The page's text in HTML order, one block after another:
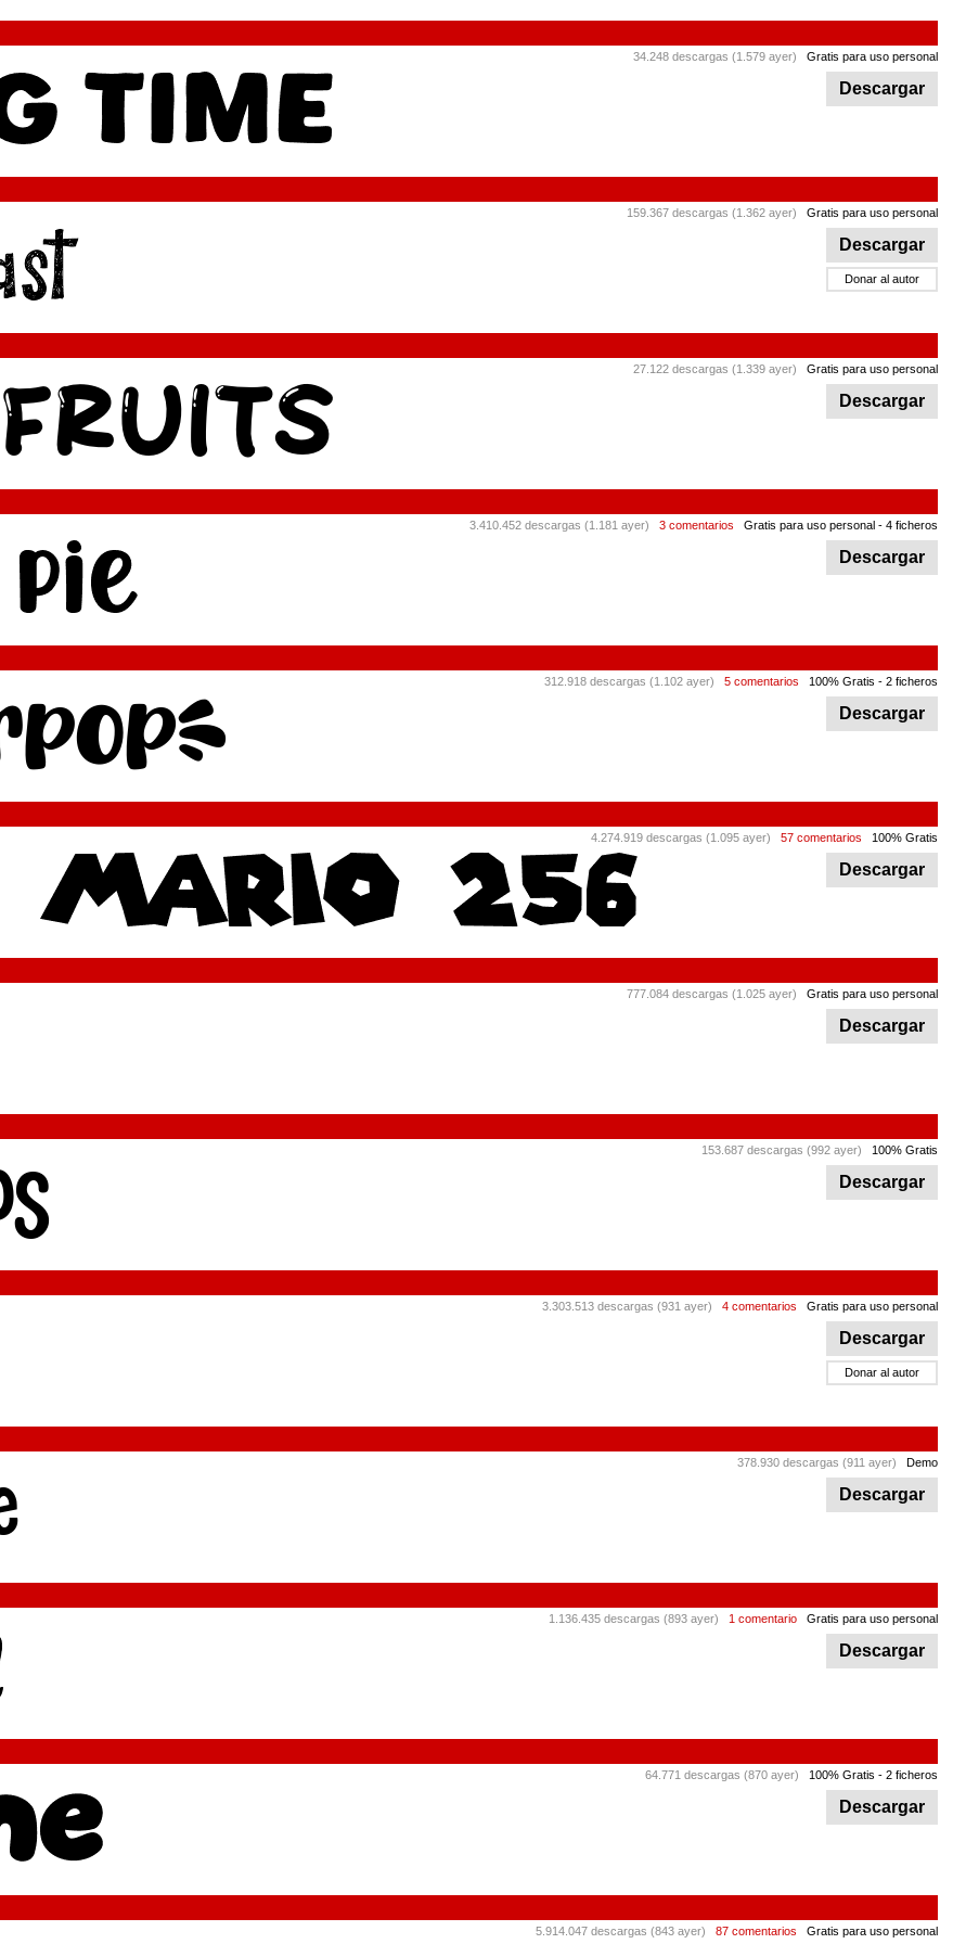
34.248 descargas (1.579 ayer) Gratis para uso personal
Descargar
159.367 descargas (1.362 ayer) Gratis para uso personal
Descargar
Donar al autor
27.122 descargas (1.339 ayer) Gratis para uso personal
Descargar
3.410.452 descargas (1.181 ayer) 3 comentarios Gratis para uso personal - 4 ficheros
Descargar
312.918 descargas (1.102 ayer) 5 comentarios 100% Gratis - 2 ficheros
Descargar
4.274.919 descargas (1.095 ayer) 57 comentarios 100% Gratis
Descargar
777.084 descargas (1.025 ayer) Gratis para uso personal
Descargar
153.687 descargas (992 ayer) 100% Gratis
Descargar
3.303.513 descargas (931 ayer) 4 comentarios Gratis para uso personal
Descargar
Donar al autor
378.930 descargas (911 ayer) Demo
Descargar
1.136.435 descargas (893 ayer) 1 comentario Gratis para uso personal
Descargar
64.771 descargas (870 ayer) 100% Gratis - 2 ficheros
Descargar
5.914.047 descargas (843 ayer) 87 comentarios Gratis para uso personal